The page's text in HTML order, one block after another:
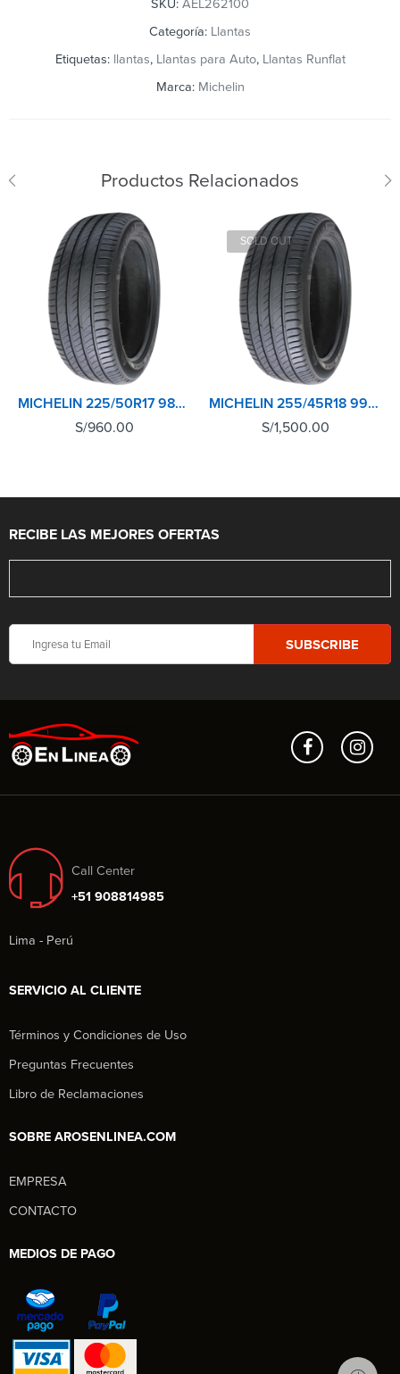
SKU: AEL262100
Categoría: Llantas
Etiquetas: llantas, Llantas para Auto, Llantas Runflat
Marca: Michelin
Productos Relacionados
MICHELIN 225/50R17 98Y XL TL PRIMACY 4+
S/960.00
SOLD OUT
MICHELIN 255/45R18 99Y XL TL PRIMACY 4+
S/1,500.00
RECIBE LAS MEJORES OFERTAS
Call Center
+51 908814985
Lima - Perú
SERVICIO AL CLIENTE
Términos y Condiciones de Uso
Preguntas Frecuentes
Libro de Reclamaciones
SOBRE AROSENLINEA.COM
EMPRESA
CONTACTO
MEDIOS DE PAGO